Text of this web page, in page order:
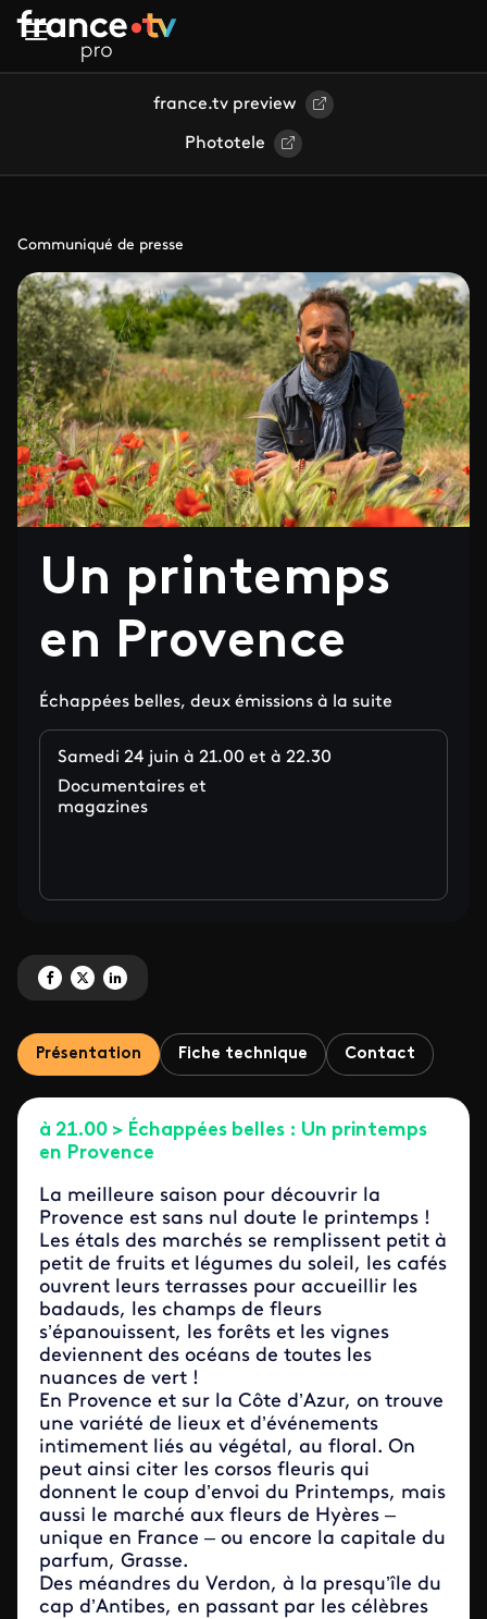
Aller au contenu principal
france.tv preview
Phototele
Communiqué de presse
Un printemps
en Provence
Échappées belles, deux émissions à la suite
Samedi 24 juin à 21.00 et à 22.30
Documentaires et
magazines
Partagez 'Un printemps en Provence' sur Facebook
Partagez 'Un printemps en Provence' sur X
Partagez 'Un printemps en Provence' sur LinkedIn
Présentation Fiche technique Contact
à 21.00 > Échappées belles : Un printemps
en Provence
La meilleure saison pour découvrir la
Provence est sans nul doute le printemps !
Les étals des marchés se remplissent petit à
petit de fruits et légumes du soleil, les cafés
ouvrent leurs terrasses pour accueillir les
badauds, les champs de fleurs
s’épanouissent, les forêts et les vignes
deviennent des océans de toutes les
nuances de vert !
En Provence et sur la Côte d’Azur, on trouve
une variété de lieux et d’événements
intimement liés au végétal, au floral. On
peut ainsi citer les corsos fleuris qui
donnent le coup d’envoi du Printemps, mais
aussi le marché aux fleurs de Hyères –
unique en France – ou encore la capitale du
parfum, Grasse.
Des méandres du Verdon, à la presqu’île du
cap d’Antibes, en passant par les célèbres